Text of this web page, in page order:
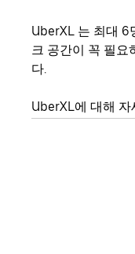
UberXL 는 최대 6
크 공간이 꼭 필요
다.
UberXL에 대해 자